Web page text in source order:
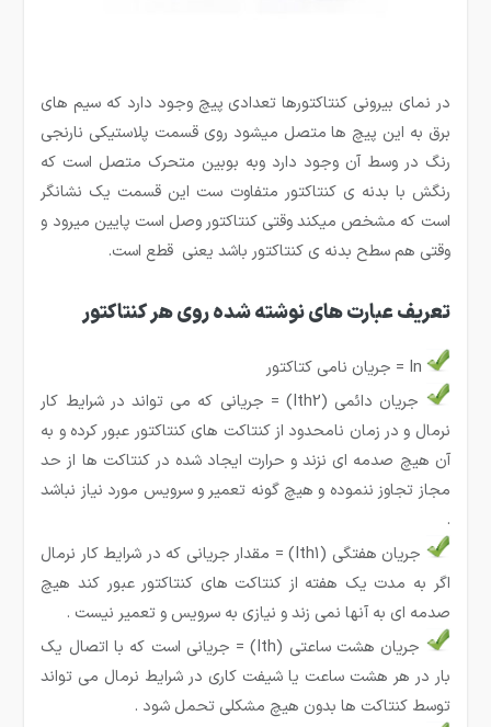
در نمای بیرونی کنتاکتورها تعدادی پیچ وجود دارد که سیم های
برق به این پیچ ها متصل میشود روی قسمت پلاستیکی نارنجی
رنگ در وسط آن وجود دارد وبه بوبین متحرک متصل است که
رنگش با بدنه ی کنتاکتور متفاوت ست این قسمت یک نشانگر
است که مشخص میکند وقتی کنتاکتور وصل است پایین میرود و
وقتی هم سطح بدنه ی کنتاکتور باشد یعنی قطع است.
تعریف عبارت های نوشته شده روی هر کنتاکتور
جریان دائمی (Ith2) = جریانی که می تواند در شرایط کار
نرمال و در زمان نامحدود از کنتاکت های کنتاکتور عبور کرده و به
آن هیچ صدمه ای نزند و حرارت ایجاد شده در کنتاکت ها از حد
مجاز تجاوز ننموده و هیچ گونه تعمیر و سرویس مورد نیاز نباشد
.
جریان هفتگی (Ith1) = مقدار جریانی که در شرایط کار نرمال
اگر به مدت یک هفته از کنتاکت های کنتاکتور عبور کند هیچ
صدمه ای به آنها نمی زند و نیازی به سرویس و تعمیر نیست .
جریان هشت ساعتی (Ith) = جریانی است که با اتصال یک
بار در هر هشت ساعت یا شیفت کاری در شرایط نرمال می تواند
توسط کنتاکت ها بدون هیچ مشکلی تحمل شود .